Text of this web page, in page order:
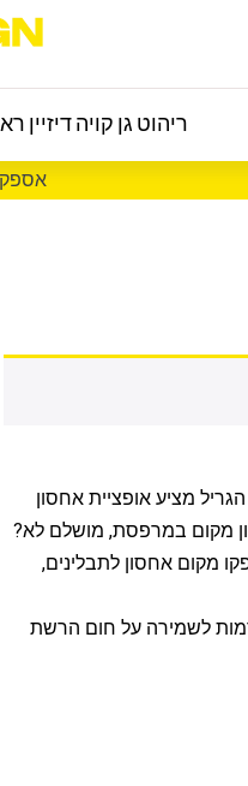
ריהוט גן קויה דיזיין
אספקה מהירה
מציע אופציית אחסון
מקום במרפסת, מושלם לא?
2 מדפי צד שיספקו מקום אחסון לתבלינים,
לשמירה על חום הרשת